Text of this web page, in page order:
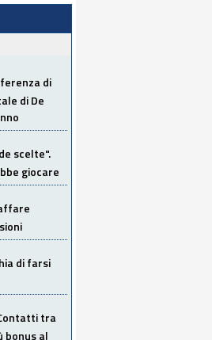
di
di De
scelte".
giocare
di farsi
tra
bonus al